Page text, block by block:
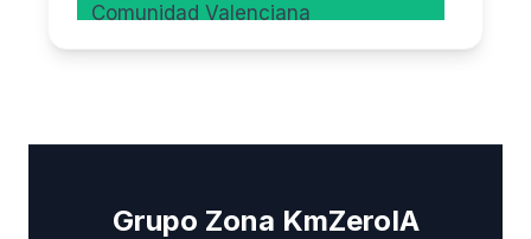
Comunidad Valenciana
Extremadura
Galicia
Grupo Zona KmZeroIA